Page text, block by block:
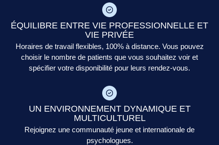
ÉQUILIBRE ENTRE VIE PROFESSIONNELLE ET
VIE PRIVÉE
Horaires de travail flexibles, 100% à distance. Vous pouvez
choisir le nombre de patients que vous souhaitez voir et
spécifier votre disponibilité pour leurs rendez-vous.
UN ENVIRONNEMENT DYNAMIQUE ET
MULTICULTUREL
Rejoignez une communauté jeune et internationale de
psychologues.